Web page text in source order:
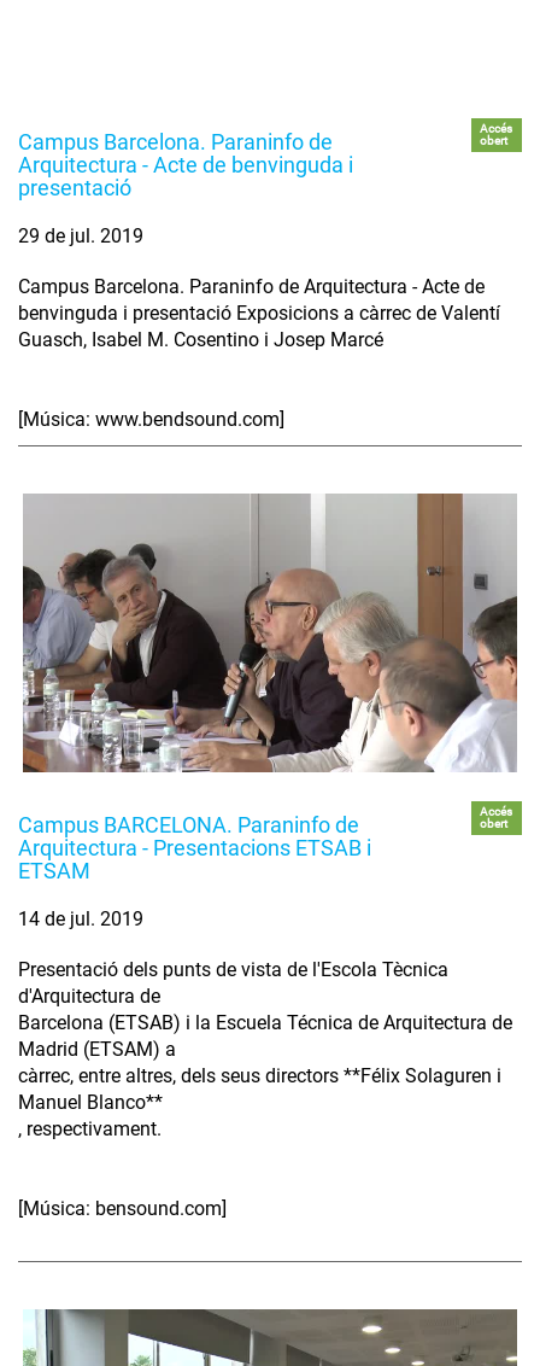
Campus Barcelona. Paraninfo de
Arquitectura - Acte de benvinguda i
presentació
Accés
obert
29 de jul. 2019
Campus Barcelona. Paraninfo de Arquitectura - Acte de
benvinguda i presentació Exposicions a càrrec de Valentí
Guasch, Isabel M. Cosentino i Josep Marcé
[Música: www.bendsound.com]
Campus BARCELONA. Paraninfo de
Arquitectura - Presentacions ETSAB i
ETSAM
Accés
obert
14 de jul. 2019
Presentació dels punts de vista de l'Escola Tècnica
d'Arquitectura de
Barcelona (ETSAB) i la Escuela Técnica de Arquitectura de
Madrid (ETSAM) a
càrrec, entre altres, dels seus directors **Félix Solaguren i
Manuel Blanco**
, respectivament.
[Música: bensound.com]